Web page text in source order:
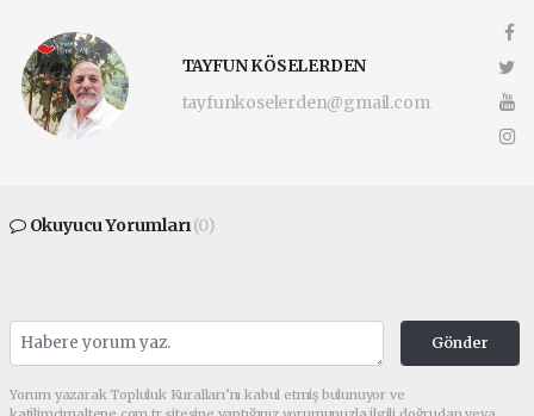
TAYFUN KÖSELERDEN
tayfunkoselerden@gmail.com
Okuyucu Yorumları(0)
Gönder
Yorum yazarak Topluluk Kuralları’nı kabul etmiş bulunuyor ve